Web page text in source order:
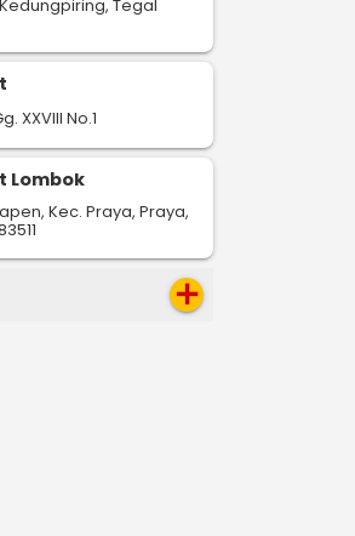
Tegal
XXVIII No.1
Lombok
Kec. Praya, Praya,
add